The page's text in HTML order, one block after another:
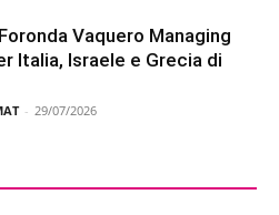
Vaquero Managing
Italia, Israele e Grecia di
- 29/07/2026